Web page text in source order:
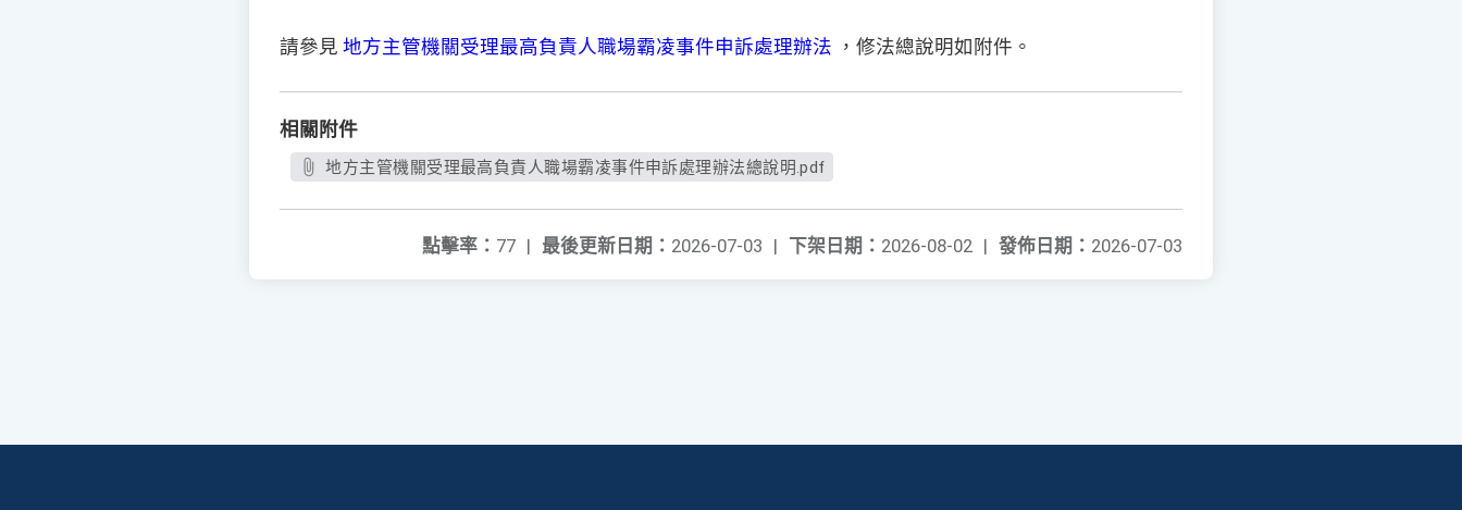
請參見 地方主管機關受理最高負責人職場霸凌事件申訴處理辦法 ，修法總說明如附件。
相關附件
地方主管機關受理最高負責人職場霸凌事件申訴處理辦法總說明.pdf
發佈日期： 2026-07-03
下架日期： 2026-08-02 |
最後更新日期： 2026-07-03 |
點擊率： 77 |